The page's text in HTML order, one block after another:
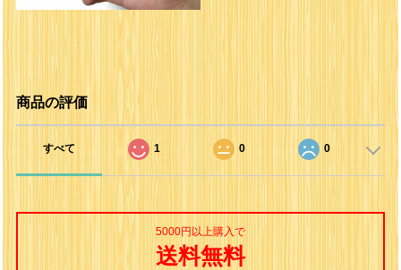
商品の評価
すべて 1 0 0
5000円以上購入で
送料無料